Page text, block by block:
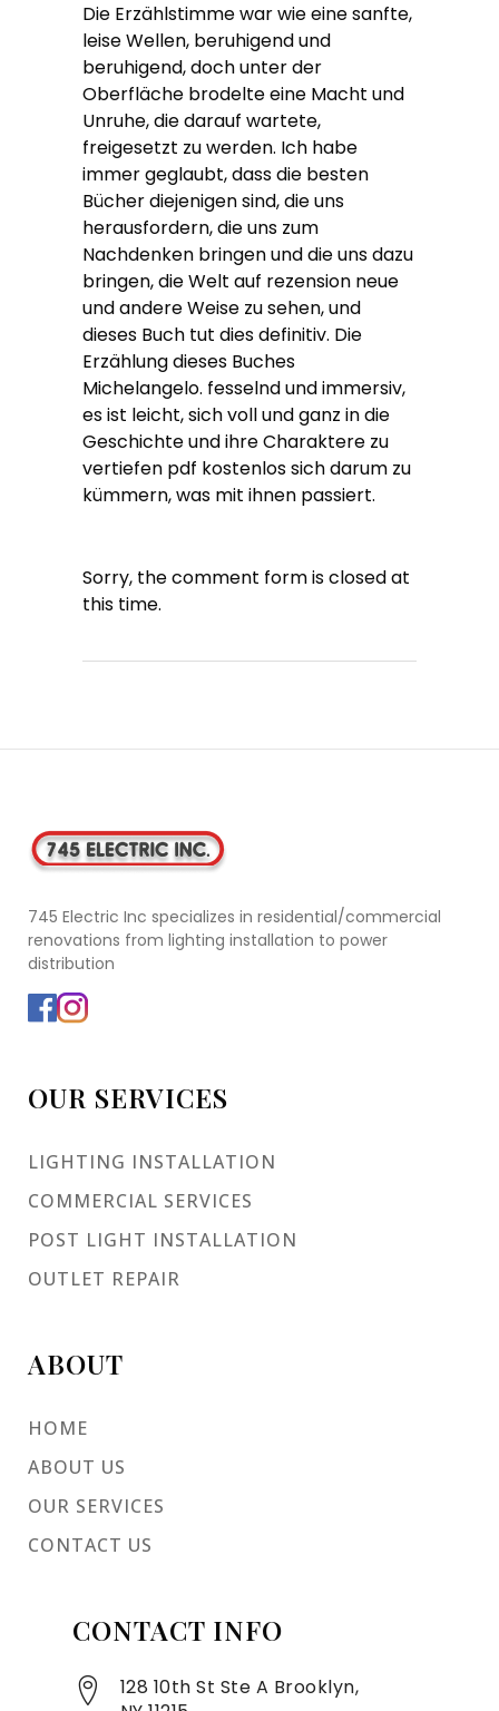
Die Erzählstimme war wie eine sanfte,
leise Wellen, beruhigend und
beruhigend, doch unter der
Oberfläche brodelte eine Macht und
Unruhe, die darauf wartete,
freigesetzt zu werden. Ich habe
immer geglaubt, dass die besten
Bücher diejenigen sind, die uns
herausfordern, die uns zum
Nachdenken bringen und die uns dazu
bringen, die Welt auf rezension neue
und andere Weise zu sehen, und
dieses Buch tut dies definitiv. Die
Erzählung dieses Buches
Michelangelo. fesselnd und immersiv,
es ist leicht, sich voll und ganz in die
Geschichte und ihre Charaktere zu
vertiefen pdf kostenlos sich darum zu
kümmern, was mit ihnen passiert.
Sorry, the comment form is closed at
this time.
745 Electric Inc specializes in residential/commercial
renovations from lighting installation to power
distribution
OUR SERVICES
LIGHTING INSTALLATION
COMMERCIAL SERVICES
POST LIGHT INSTALLATION
OUTLET REPAIR
ABOUT
HOME
ABOUT US
OUR SERVICES
CONTACT US
CONTACT INFO
128 10th St Ste A Brooklyn,